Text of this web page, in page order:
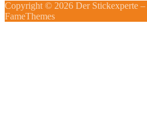
Copyright © 2026 Der Stickexperte –
FameThemes